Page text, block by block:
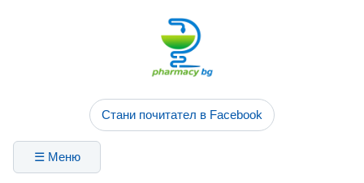
Стани почитател в Facebook
☰ Меню